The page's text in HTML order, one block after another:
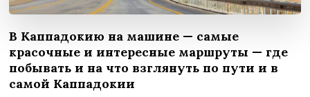
В Каппадокию на машине — самые
красочные и интересные маршруты — где
побывать и на что взглянуть по пути и в
самой Каппадокии